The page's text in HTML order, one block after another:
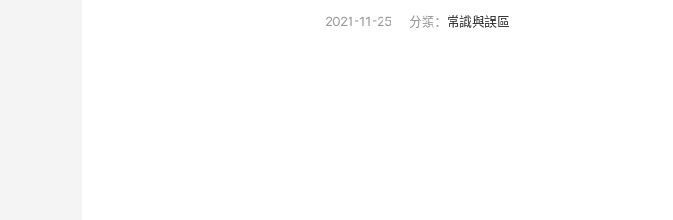
2021-11-25 分類： 常識與誤區